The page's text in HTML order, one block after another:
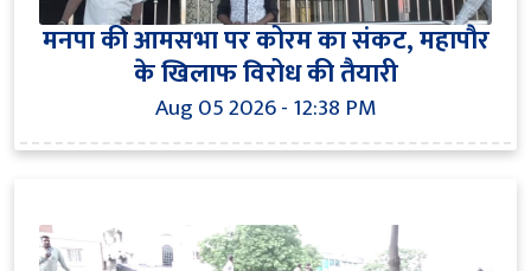
मनपा की आमसभा पर कोरम का संकट, महापौर
के खिलाफ विरोध की तैयारी
Aug 05 2026 - 12:38 PM